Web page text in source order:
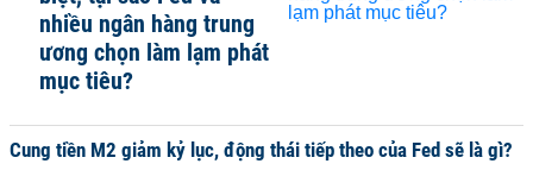
nhiều ngân hàng trung
ương chọn làm lạm phát
mục tiêu?
Cung tiền M2 giảm kỷ lục, động thái tiếp theo của Fed sẽ là gì?